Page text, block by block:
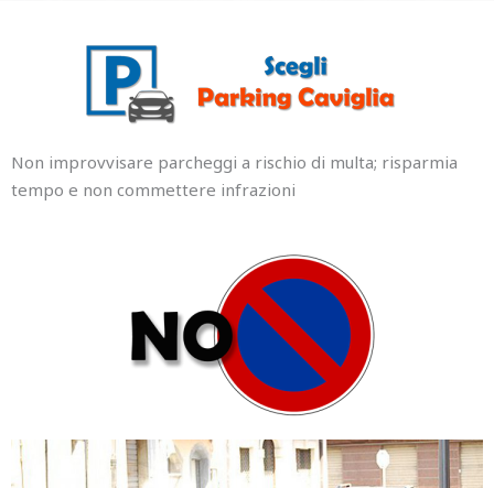
Non improvvisare parcheggi a rischio di multa; risparmia
tempo e non commettere infrazioni